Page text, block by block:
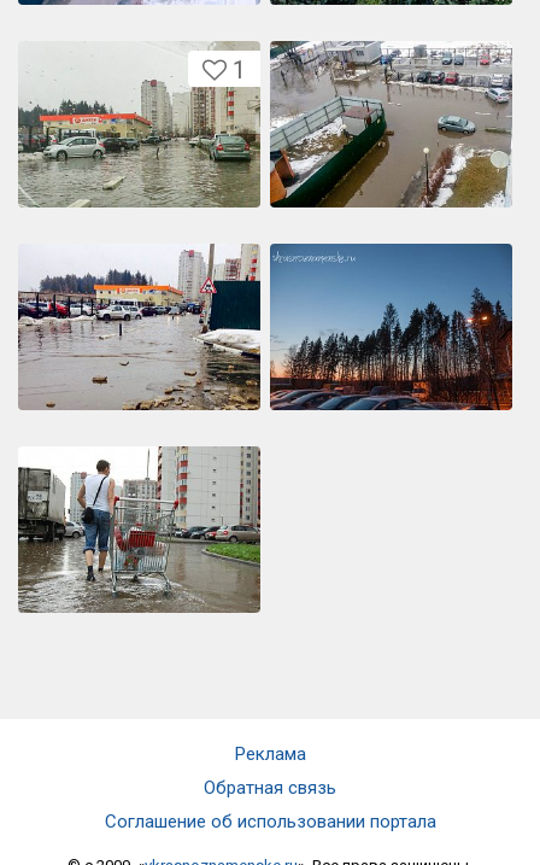
1
Реклама
Обратная связь
Соглашение об использовании портала